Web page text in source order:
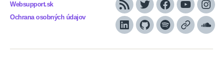
Websupport.sk
Ochrana osobných údajov
RSS TwitterFacebook
YouTube
LinkedInGitHubSpotifyApple